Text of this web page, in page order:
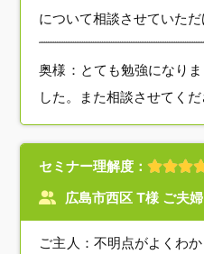
について相談させていただ
奥様：とても勉強になり
した。また相談させてくだ
セミナー理解度：
広島市西区 T様 ご夫婦
ご主人：不明点がよくわ